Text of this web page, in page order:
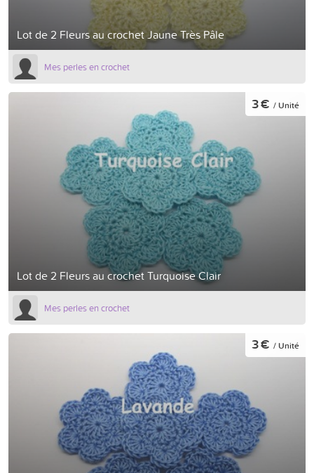
Lot de 2 Fleurs au crochet Jaune Très Pâle
Mes perles en crochet
Lot de 2 Fleurs au crochet Turquoise Clair
3 € / Unité
Mes perles en crochet
3 € / Unité